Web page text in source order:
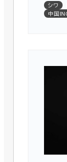
シワ
中国